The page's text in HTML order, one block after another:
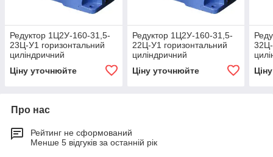
Редуктор 1Ц2У-160-31,5-
23Ц-У1 горизонтальний
циліндричний
Ціну уточнюйте
Редуктор 1Ц2У-160-31,5-
22Ц-У1 горизонтальний
циліндричний
Ціну уточнюйте
Про нас
Рейтинг не сформований
Менше 5 відгуків за останній рік